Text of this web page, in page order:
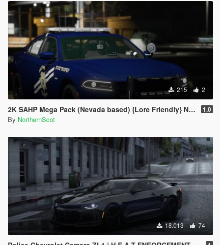
215 2
2K SAHP Mega Pack (Nevada based) {Lore Friendly} NHP/DPS 1.0
By NorthernScot
18.013 74